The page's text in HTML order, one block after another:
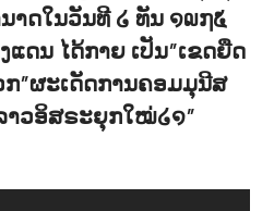
າດໃນວັນທີ ໒ ທັນ ໑໙໗໕
ດນ ໄດ້ກາຍ ເປັນ”ເຂດຍືດ
ກ”ຜະເດັດການຄອມມຸນີສ
າວອິສຣະຍຸກໃໝ່໒໑”